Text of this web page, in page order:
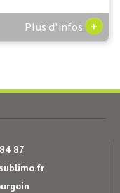
Plus d'infos +
87